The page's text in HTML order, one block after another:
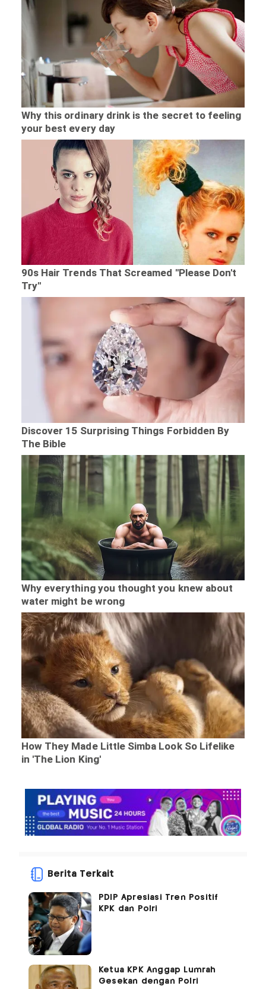
Berita Terkait
PDIP Apresiasi Tren Positif
KPK dan Polri
Ketua KPK Anggap Lumrah
Gesekan dengan Polri